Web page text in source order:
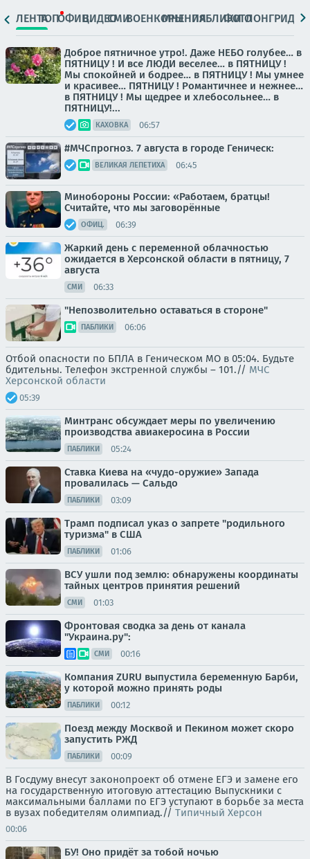
ЛЕНТАТОПОФИЦ.ВИДЕОСМИВОЕНКОРЫМНЕНИЯПАБЛИКИ
ФОТОЛОНГРИДЫ
Доброе пятничное утро!. Даже НЕБО голубее… в
ПЯТНИЦУ ! И все ЛЮДИ веселее… в ПЯТНИЦУ !
Мы спокойней и бодрее… в ПЯТНИЦУ ! Мы умнее
и красивее… ПЯТНИЦУ ! Романтичнее и нежнее…
в ПЯТНИЦУ ! Мы щедрее и хлебосольнее… в
ПЯТНИЦУ!...
КАХОВКА 06:57
#МЧСпрогноз. 7 августа в городе Геническ:
ВЕЛИКАЯ ЛЕПЕТИХА 06:45
Минобороны России: «Работаем, братцы!
Считайте, что мы заговорённые
ОФИЦ. 06:39
Жаркий день с переменной облачностью
ожидается в Херсонской области в пятницу, 7
августа
СМИ 06:33
"Непозволительно оставаться в стороне"
ПАБЛИКИ 06:06
Отбой опасности по БПЛА в Геническом МО в 05:04. Будьте
бдительны. Телефон экстренной службы – 101.// МЧС
Херсонской области
05:39
Минтранс обсуждает меры по увеличению
производства авиакеросина в России
ПАБЛИКИ 05:24
Ставка Киева на «чудо-оружие» Запада
провалилась — Сальдо
ПАБЛИКИ 03:09
Трамп подписал указ о запрете "родильного
туризма" в США
ПАБЛИКИ 01:06
ВСУ ушли под землю: обнаружены координаты
тайных центров принятия решений
СМИ 01:03
Фронтовая сводка за день от канала
"Украина.ру":
СМИ 00:16
Компания ZURU выпустила беременную Барби,
у которой можно принять роды
ПАБЛИКИ 00:12
Поезд между Москвой и Пекином может скоро
запустить РЖД
ПАБЛИКИ 00:09
В Госдуму внесут законопроект об отмене ЕГЭ и замене его
на государственную итоговую аттестацию Выпускники с
максимальными баллами по ЕГЭ уступают в борьбе за места
в вузах победителям олимпиад.// Типичный Херсон
00:06
БУ! Оно придёт за тобой ночью